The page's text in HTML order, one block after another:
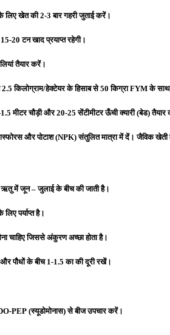
खेत की 2-3 बार गहरी जुताई करें।
20 टन खाद प्रयाप्त रहेगी।
तैयार करें।
2.5 किलोग्राम/हेक्टेयर के हिसाब से 50 किग्रा FYM के
मीटर चौड़ी और 20-25 सेंटीमीटर ऊँची क्यारी (बेड) तैयार
और पोटाश (NPK) संतुलित मात्रा में दें। जैविक
ऋतु में जून – जुलाई के बीच की जाती है।
पर्याप्त है।
चाहिए जिससे अंकुरण अच्छा होता है।
पौधों के बीच 1-1.5 का की दूरी रखें।
PEP (स्यूडोमोनास) से बीज उपचार करें।